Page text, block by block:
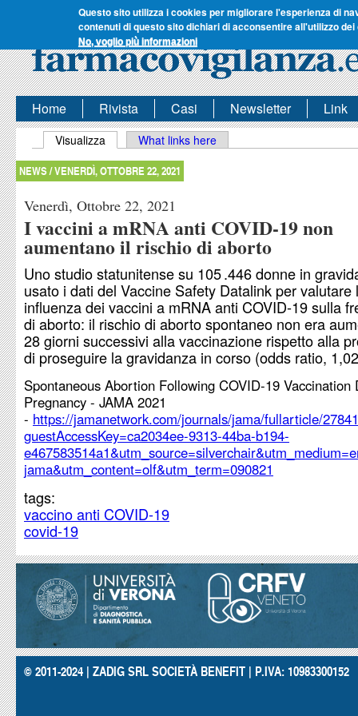
Questo sito utilizza i cookies per migliorare l'esperienza di
contenuti di questo sito dichiari di acconsentire all'utilizzo dei
No, voglio più informazioni
Home Rivista Casi Newsletter Link
Schede primarie
Visualizza (scheda attiva)
What links here
NEWS /VENERDÌ, OTTOBRE 22, 2021
Venerdì, Ottobre 22, 2021
I vaccini a mRNA anti COVID-19 non
aumentano il rischio di aborto
Uno studio statunitense su 105 .446 donne in
usato i dati del Vaccine Safety Datalink per valutare
influenza dei vaccini a mRNA anti COVID-19 sulla
di aborto: il rischio di aborto spontaneo non era
28 giorni successivi alla vaccinazione rispetto alla
di proseguire la gravidanza in corso (odds ratio,
Spontaneous Abortion Following COVID-19 Vaccination
Pregnancy - JAMA 2021
- https://jamanetwork.com/journals/jama/fullarticle/
guestAccessKey=ca2034ee-9313-44ba-b194-
jama&utm_content=olf&utm_term=090821
tags:
vaccino anti COVID-19
covid-19
© 2011-2024 | ZADIG SRL SOCIETÀ BENEFIT | P.IVA: 10983300152